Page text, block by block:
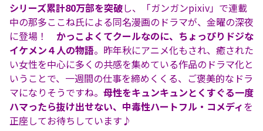
シリーズ累計80万部を突破し、「ガンガンpixiv」で連載
中の那多ここね氏による同名漫画のドラマが、金曜の深夜
に登場！ かっこよくてクールなのに、ちょっぴりドジな
イケメン４人の物語。昨年秋にアニメ化もされ、癒された
い女性を中心に多くの共感を集めている作品のドラマ化と
いうことで、一週間の仕事を締めくくる、ご褒美的なドラ
マになりそうですね。 母性をキュンキュンとくすぐる一度
ハマったら抜け出せない、中毒性ハートフル・コメディを
正座してお待ちしています♪